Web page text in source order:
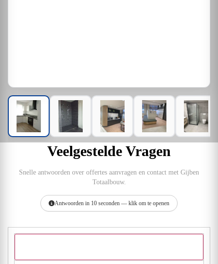
Veelgestelde Vragen
Snelle antwoorden over offertes aanvragen en contact met Gijben
Totaalbouw.
Antwoorden in 10 seconden — klik om te openen